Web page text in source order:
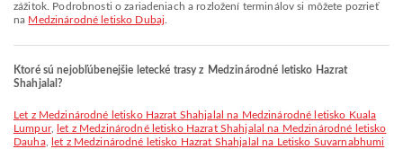
zážitok. Podrobnosti o zariadeniach a rozložení terminálov si môžete pozrieť
na Medzinárodné letisko Dubaj
Ktoré sú nejobľúbenejšie letecké trasy z Medzinárodné letisko Hazrat
Shahjalal?
let z Medzinárodné letisko Hazrat Shahjalal na Medzinárodné letisko Kuala
Lumpur,
let z Medzinárodné letisko Hazrat Shahjalal na Medzinárodné letisko
Dauha,
let z Medzinárodné letisko Hazrat Shahjalal na Letisko Suvarnabhumi